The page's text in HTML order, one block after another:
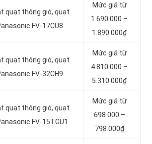
quạt thông gió, quạt
FV-17CU8
Mức giá từ
1.690.000 –
1.890.000₫
quạt thông gió, quạt
FV-32CH9
Mức giá từ
4.810.000 –
5.310.000₫
quạt thông gió, quạt
FV-15TGU1
Mức giá từ
698.000 –
798.000₫